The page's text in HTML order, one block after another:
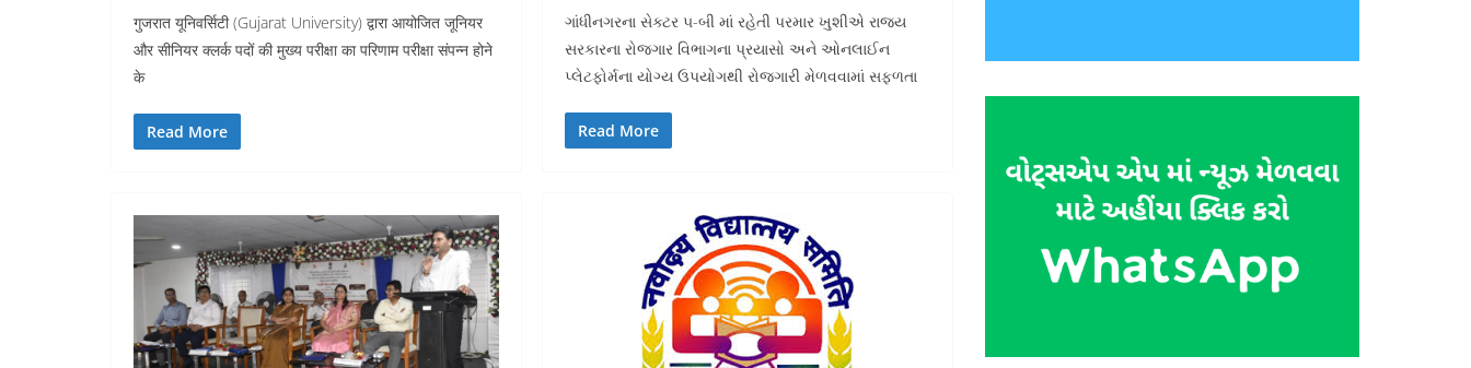
गुजरात यूनिवर्सिटी (Gujarat University) द्वारा आयोजित जूनियर
और सीनियर क्लर्क पदों की मुख्य परीक्षा का परिणाम परीक्षा संपन्न होने
के
Read More
ગાંધીનગરના સેક્ટર ૫-બી માં રહેતી પરમાર ખુશીએ રાજ્ય
સરકારના રોજગાર વિભાગના પ્રયાસો અને ઓનલાઈન
પ્લેટફોર્મના યોગ્ય ઉપયોગથી રોજગારી મેળવવામાં સફળતા
Read More